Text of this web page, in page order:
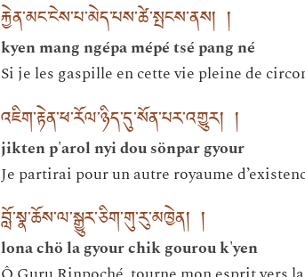
རྐྱེན་མང་ངེས་པ་མེད་པས་ཚེ་སྤངས་ནས། །
kyen mang ngépa mépé tsé pang né
Si je les gaspille en cette vie pleine de
འཇིག་རྟེན་ཕ་རོལ་ཉིད་དུ་སོན་པར་འགྱུར། །
jikten p'arol nyi dou sönpar gyour
Je partirai pour un autre royaume
བློ་སྣ་ཆོས་ལ་སྒྱུར་ཅིག་གུ་རུ་མཁྱེན། །
lona chö la gyour chik gourou k'yen